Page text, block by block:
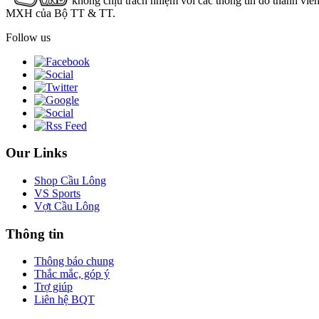
MXH của Bộ TT & TT.
Follow us
Our Links
Shop Cầu Lông
VS Sports
Vợt Cầu Lông
Thông tin
Thông báo chung
Thắc mắc, góp ý
Trợ giúp
Liên hệ BQT